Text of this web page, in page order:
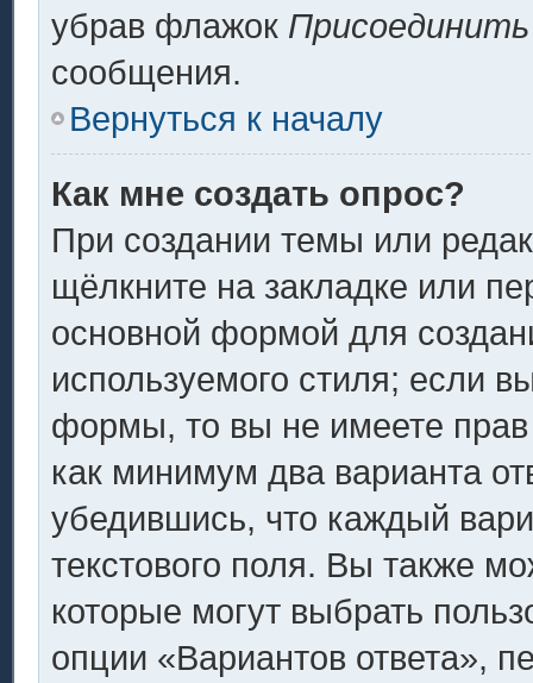
убрав флажок
сообщения.
Вернуться к началу
Как мне создать опрос?
При создании темы или
щёлкните на закладке или
основной формой для
используемого стиля; если
формы, то вы не имеете прав
как минимум два варианта
убедившись, что каждый
текстового поля. Вы также
которые могут выбрать
опции «Вариантов ответа»,